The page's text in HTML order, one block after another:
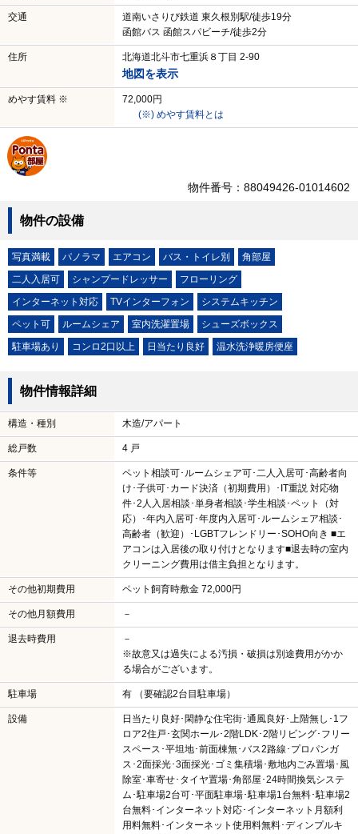
交通
道南いさりび鉄道 東久根別駅/徒歩19分
函館バス 函館スパビーチ/徒歩2分
住所 北海道北斗市七重浜８丁目 2-90
地図を表示
めやす賃料 ※
72,000円
(※) めやす賃料とは
物件番号：88049426-01014602
物件の設備
写真満載 パノラマ エアコン バス・トイレ別
角部屋
二人入居可
シャンプードレッサー
フローリング
インターネット対応
TVインターフォン
システムキッチン
ペット可
ルームシェア 室内洗濯置場
シューズボックス
駐車場あり
コンロ2口以上 日当たり良好 温水洗浄暖房便座
物件情報詳細
構造・種別 木造/アパート
総戸数 4 戸
条件等
ペット相談可･ルームシェア可･二人入居可･高齢者向
け･子供可･カード決済（初期費用）･IT重説 対応物
件･2人入居相談･単身者相談･学生相談･ペット（対
応）･年内入居可･年度内入居可･ルームシェア相談･
高齢者（歓迎）･LGBTフレンドリー･SOHO向き ■エ
アコンは入居後の取り付けとなります■退去時の室内
クリーニング費用は借主負担となります。
その他初期費用 ペット飼育時敷金 72,000円
その他月額費用 －
退去時費用
－
※故意又は過失による汚損・破損は別途費用がかか
る場合がございます。
駐車場 有 （要確認2台目駐車場）
設備
日当たり良好･閑静な住宅街･通風良好･上階無し･1フ
ロア2住戸･玄関ホール･2階LDK･2階リビング･フリー
スペース･平坦地･前面棟無･バス2路線･プロパンガ
ス･2面採光･3面採光･ゴミ集積場･敷地内ごみ置場･風
除室･車寄せ･タイヤ置場･角部屋･24時間換気システ
ム･駐車場2台可･平面駐車場･駐車場1台無料･駐車場2
台無料･インターネット対応･インターネット月額利
用料無料･インターネット使用料無料･ディンプルキ